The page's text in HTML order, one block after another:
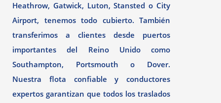
Heathrow, Gatwick, Luton, Stansted o City
Airport, tenemos todo cubierto. También
transferimos a clientes desde puertos
importantes del Reino Unido como
Southampton, Portsmouth o Dover.
Nuestra flota confiable y conductores
expertos garantizan que todos los traslados